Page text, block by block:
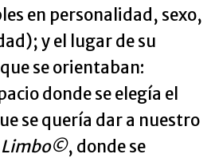
en personalidad, sexo,
y el lugar de su
se orientaban:
donde se elegía el
se quería dar a nuestro
Limbo©, donde se